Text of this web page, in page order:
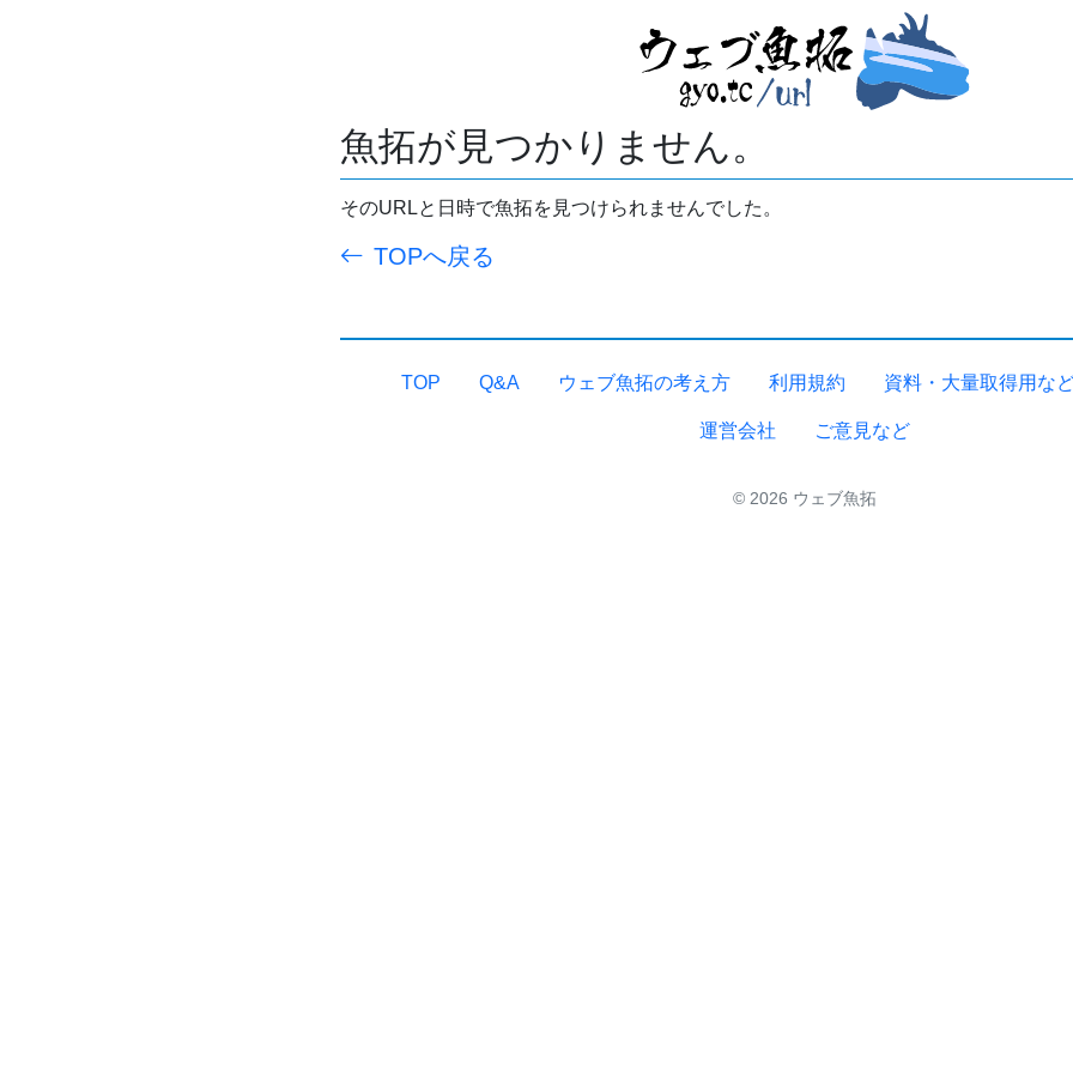
魚拓が見つかりません。
そのURLと日時で魚拓を見つけられませんでした。
TOPへ戻る
TOP Q&A ウェブ魚拓の考え方 利用規約 資料・大量取得用な
運営会社 ご意見など
© 2026 ウェブ魚拓